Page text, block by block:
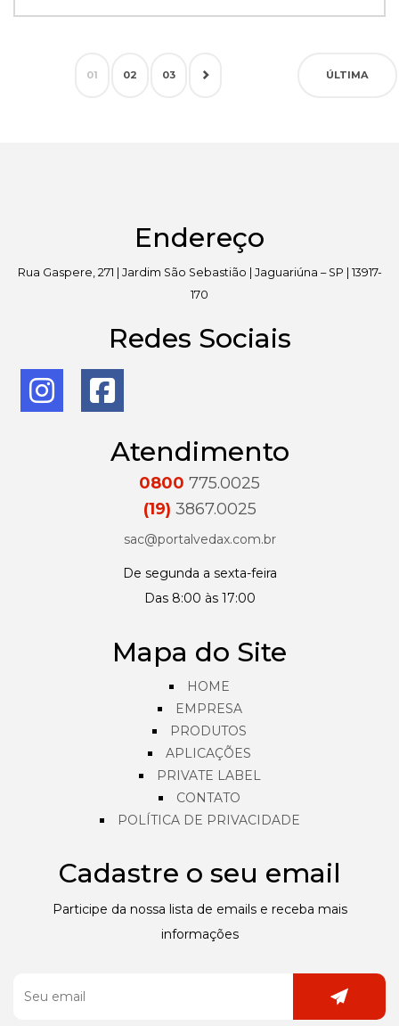
01 02 03 ÚLTIMA
Endereço
Rua Gaspere, 271 | Jardim São Sebastião | Jaguariúna – SP | 13917-
170
Redes Sociais
Atendimento
0800 775.0025
(19) 3867.0025
sac@portalvedax.com.br
De segunda a sexta-feira
Das 8:00 às 17:00
Mapa do Site
HOME
EMPRESA
PRODUTOS
APLICAÇÕES
PRIVATE LABEL
CONTATO
POLÍTICA DE PRIVACIDADE
Cadastre o seu email
Participe da nossa lista de emails e receba mais
informações